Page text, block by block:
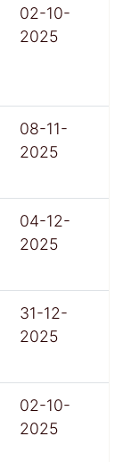
02-10-
2025
08-11-
2025
04-12-
2025
31-12-
2025
02-10-
2025